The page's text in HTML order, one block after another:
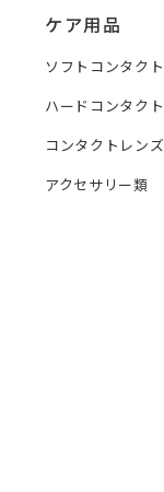
ケア用品
ソフトコンタク
ハードコンタク
コンタクトレン
アクセサリー類